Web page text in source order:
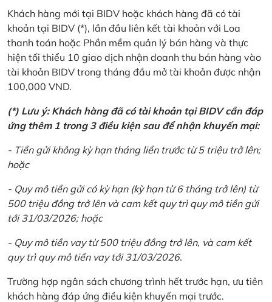
Khách hàng mới tại BIDV hoặc khách hàng đã có tài
khoản tại BIDV (*), lần đầu liên kết tài khoản với Loa
thanh toán hoặc Phần mềm quản lý bán hàng và thực
hiện tối thiểu 10 giao dịch nhận doanh thu bán hàng vào
tài khoản BIDV trong tháng đầu mở tài khoản được nhận
100,000 VND.
(*) Lưu ý: Khách hàng đã có tài khoản tại BIDV cần đáp
ứng thêm 1 trong 3 điều kiện sau để nhận khuyến mại:
- Tiền gửi không kỳ hạn tháng liền trước từ 5 triệu trở lên;
hoặc
- Quy mô tiền gửi có kỳ hạn (kỳ hạn từ 6 tháng trở lên) từ
500 triệu đồng trở lên và cam kết quy trì quy mô tiền gửi
tới 31/03/2026; hoặc
- Quy mô tiền vay từ 500 triệu đồng trở lên, và cam kết
quy trì quy mô tiền vay tới 31/03/2026.
Trường hợp ngân sách chương trình hết trước hạn, ưu tiên
khách hàng đáp ứng điều kiện khuyến mại trước.